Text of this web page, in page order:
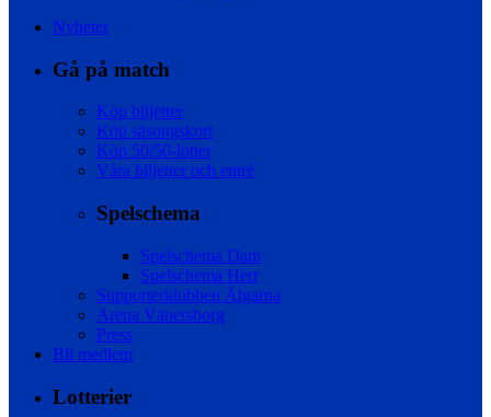
Nyheter
Gå på match
Köp biljetter
Köp säsongskort
Köp 50/50-lotter
Våra biljetter och entré
Spelschema
Spelschema Dam
Spelschema Herr
Supporterklubben Älgarna
Arena Vänersborg
Press
Bli medlem
Lotterier